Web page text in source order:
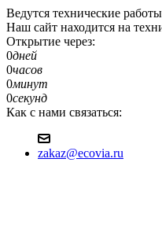
Ведутся технические работы
Наш сайт находится на
Открытие через:
0дней
0часов
0минут
0секунд
Как с нами связаться:
zakaz@ecovia.ru